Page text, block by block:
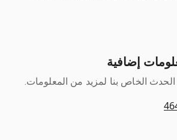
إضافية
الخاص بنا لمزيد من المعلومات.